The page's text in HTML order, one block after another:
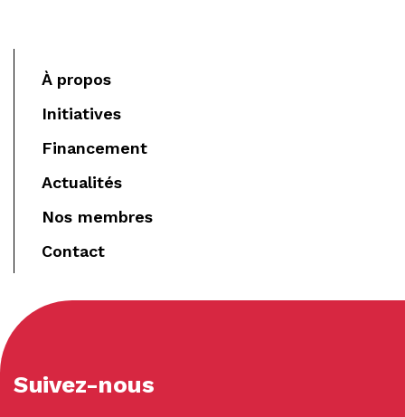
À propos
Initiatives
Financement
Actualités
Nos membres
Contact
Suivez-nous